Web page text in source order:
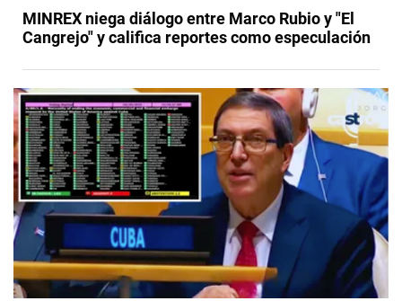
MINREX niega diálogo entre Marco Rubio y "El
Cangrejo" y califica reportes como especulación